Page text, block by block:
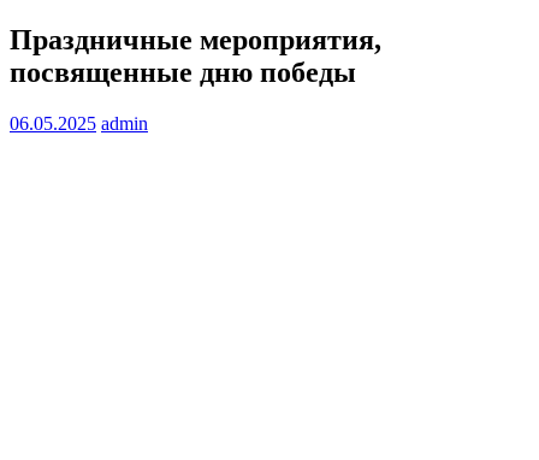
Праздничные мероприятия,
посвященные дню победы
06.05.2025 admin